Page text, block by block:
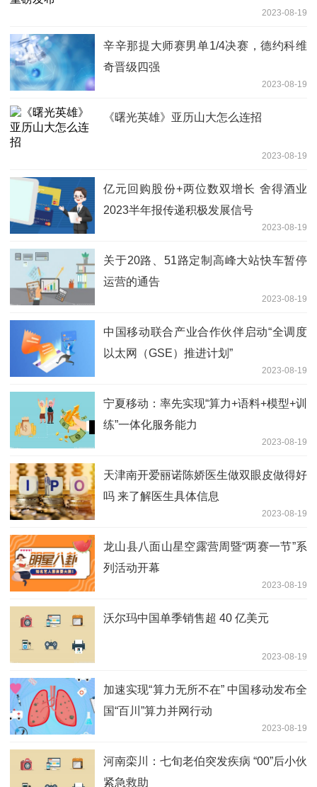
2023-08-19
辛辛那提大师赛男单1/4决赛，德约科维
奇晋级四强
2023-08-19
《曙光英雄》亚历山大怎么连招
2023-08-19
亿元回购股份+两位数双增长 舍得酒业
2023半年报传递积极发展信号
2023-08-19
关于20路、51路定制高峰大站快车暂停
运营的通告
2023-08-19
中国移动联合产业合作伙伴启动“全调度
以太网（GSE）推进计划”
2023-08-19
宁夏移动：率先实现“算力+语料+模型+训
练”一体化服务能力
2023-08-19
天津南开爱丽诺陈娇医生做双眼皮做得好
吗 来了解医生具体信息
2023-08-19
龙山县八面山星空露营周暨“两赛一节”系
列活动开幕
2023-08-19
沃尔玛中国单季销售超 40 亿美元
2023-08-19
加速实现“算力无所不在” 中国移动发布全
国“百川”算力并网行动
2023-08-19
河南栾川：七旬老伯突发疾病 “00”后小伙
紧急救助